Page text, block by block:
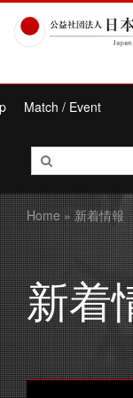
Match / Event
Home» 新着情報
新着